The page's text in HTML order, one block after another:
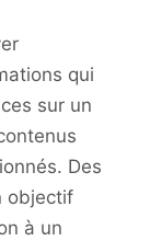
qui
sur un
Des
objectif
à un